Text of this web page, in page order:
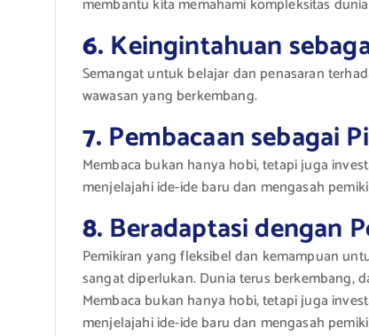
6. Keingintahuan
Semangat untuk belajar dan penasaran
wawasan yang berkembang.
7. Pembacaan sebagai
Membaca bukan hanya hobi, tetapi juga
menjelajahi ide-ide baru dan mengasah
8. Beradaptasi dengan
Pemikiran yang fleksibel dan kemampuan
sangat diperlukan. Dunia terus berkembang,
Membaca bukan hanya hobi, tetapi juga
menjelajahi ide-ide baru dan mengasah